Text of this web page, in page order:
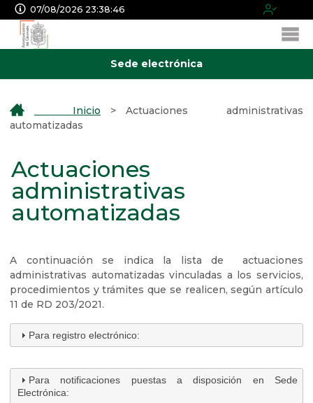
07/08/2026 23:38:47
Sede electrónica
Inicio >
Actuaciones administrativas
automatizadas
Actuaciones
administrativas
automatizadas
A continuación se indica la lista de actuaciones
administrativas automatizadas vinculadas a los servicios,
procedimientos y trámites que se realicen, según artículo
11 de RD 203/2021.
Para registro electrónico:
Para notificaciones puestas a disposición en Sede
Electrónica: